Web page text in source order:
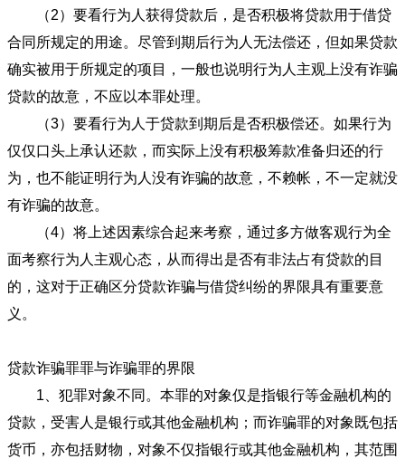
（2）要看行为人获得贷款后，是否积极将贷款用于借贷
合同所规定的用途。尽管到期后行为人无法偿还，但如果贷款
确实被用于所规定的项目，一般也说明行为人主观上没有诈骗
贷款的故意，不应以本罪处理。
（3）要看行为人于贷款到期后是否积极偿还。如果行为
仅仅口头上承认还款，而实际上没有积极筹款准备归还的行
为，也不能证明行为人没有诈骗的故意，不赖帐，不一定就没
有诈骗的故意。
（4）将上述因素综合起来考察，通过多方做客观行为全
面考察行为人主观心态，从而得出是否有非法占有贷款的目
的，这对于正确区分贷款诈骗与借贷纠纷的界限具有重要意
义。
贷款诈骗罪罪与诈骗罪的界限
1、犯罪对象不同。本罪的对象仅是指银行等金融机构的
贷款，受害人是银行或其他金融机构；而诈骗罪的对象既包括
货币，亦包括财物，对象不仅指银行或其他金融机构，其范围